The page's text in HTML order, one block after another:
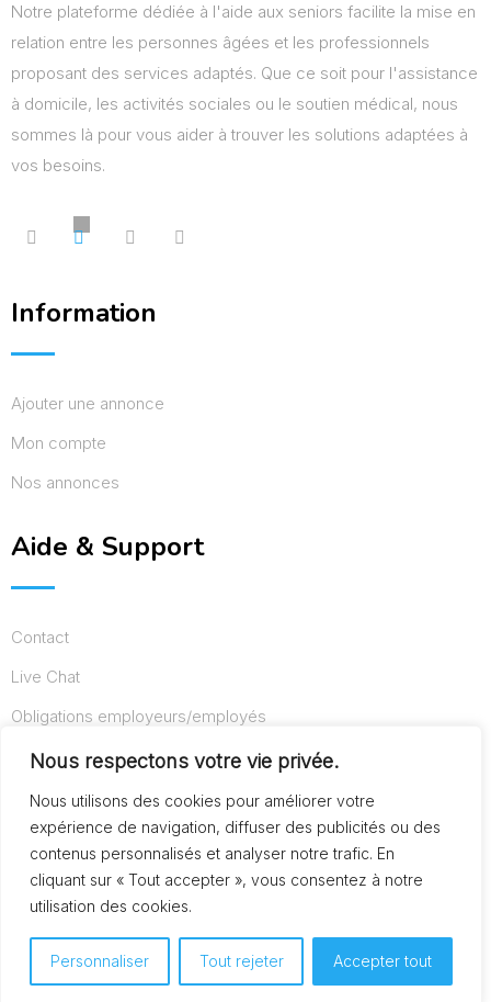
Nous respectons votre vie privée.
Nous utilisons des cookies pour améliorer votre
expérience de navigation, diffuser des publicités ou des
contenus personnalisés et analyser notre trafic. En
cliquant sur « Tout accepter », vous consentez à notre
utilisation des cookies.
Personnaliser Tout rejeter Accepter tout
Notre plateforme dédiée à l'aide aux seniors facilite la mise en
relation entre les personnes âgées et les professionnels
proposant des services adaptés. Que ce soit pour l'assistance
à domicile, les activités sociales ou le soutien médical, nous
sommes là pour vous aider à trouver les solutions adaptées à
vos besoins.
Information
Ajouter une annonce
Mon compte
Nos annonces
Aide & Support
Contact
Live Chat
Obligations employeurs/employés
Conditions d’utilisation
Mentions légales
© Copyright AideAuxSeniors.fr 2024. Designed and
Developed by